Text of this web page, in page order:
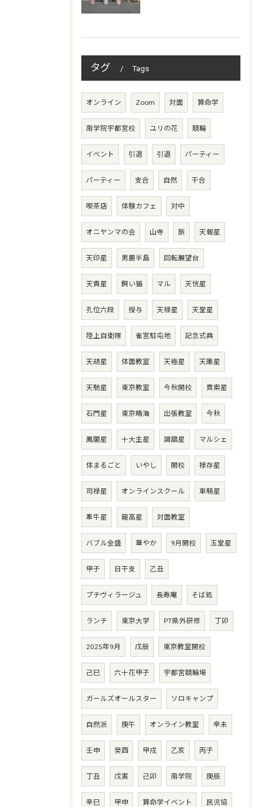
タグ Tags
オンライン Zoom 対面 算命学
南学院宇都宮校 ユリの花 競輪
イベント 引退 引退 パーティー
パーティー 支合 自然 干合
喫茶店 体験カフェ 対中
オニヤンマの会 山寺 旅 天報星
天印星 男鹿半島 回転展望台
天貴星 飼い猫 マル 天恍星
孔位六段 授与 天禄星 天堂星
陸上自衛隊 雀宮駐屯地 記念式典
天胡星 体面教室 天極星 天庫星
天馳星 東京教室 今秋開校 貫索星
石門星 東京晴海 出張教室 今秋
鳳閣星 十大主星 調舘星 マルシェ
体まるごと いやし 開校 禄存星
司禄星 オンラインスクール 車騎星
牽牛星 龍高星 対面教室
バブル全盛 華やか 9月開校 玉堂星
甲子 日干支 乙丑
プチヴィラージュ 長寿庵 そば処
ランチ 東京大学 PT県外研修 丁卯
2025年9月 戊辰 東京教室開校
己巳 六十花甲子 宇都宮競輪場
ガールズオールスター ソロキャンプ
自然派 庚午 オンライン教室 辛未
壬申 癸酉 甲戌 乙亥 丙子
丁丑 戊寅 己卯 南学院 庚辰
辛巳 甲申 算命学イベント 民児協